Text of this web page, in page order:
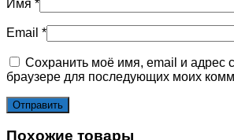
Имя *
Email *
Сохранить моё имя, email и адрес
браузере для последующих моих
Похожие товары